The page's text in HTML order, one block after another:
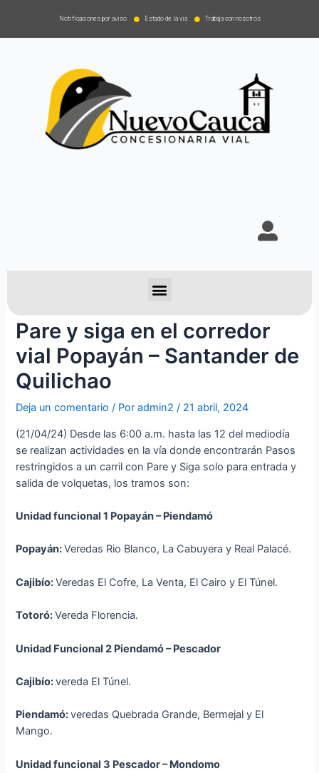
Notificaciones por aviso Estado de la via Trabaja con nosotros
Pare y siga en el corredor
vial Popayán – Santander de
Quilichao
Deja un comentario / Poradmin2 / 21 abril, 2024
(21/04/24) Desde las 6:00 a.m. hasta las 12 del mediodía
se realizan actividades en la vía donde encontrarán Pasos
restringidos a un carril con Pare y Siga solo para entrada y
salida de volquetas, los tramos son:
Unidad funcional 1 Popayán – Piendamó
Popayán:Veredas Rio Blanco, La Cabuyera y Real Palacé.
Cajibío:Veredas El Cofre, La Venta, El Cairo y El Túnel.
Totoró:Vereda Florencia.
Unidad Funcional 2 Piendamó – Pescador
Cajibío:vereda El Túnel.
Piendamó:veredas Quebrada Grande, Bermejal y El
Mango.
Unidad funcional 3 Pescador – Mondomo